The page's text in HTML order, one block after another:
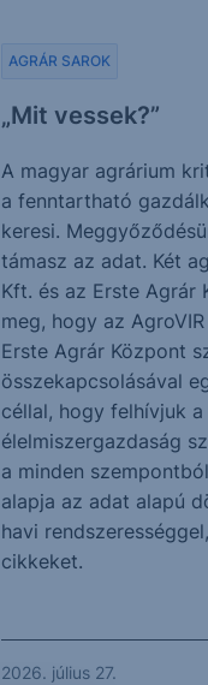
„Mit vessek?”
AGRÁR SAROK
A magyar agrárium
a fenntartható
keresi.
támasz az adat. Két
Kft. és az Erste
meg, hogy az
Erste Agrár Központ
összekapcsolásával
céllal, hogy felhívjuk
élelmiszergazdaság
a minden
alapja az adat alapú
havi
cikkeket.
2026. július 27.